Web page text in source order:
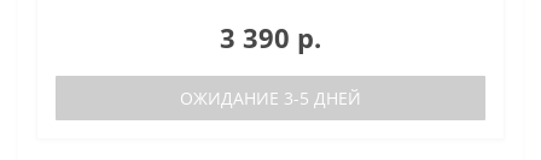
3 390 р.
ОЖИДАНИЕ 3-5 ДНЕЙ